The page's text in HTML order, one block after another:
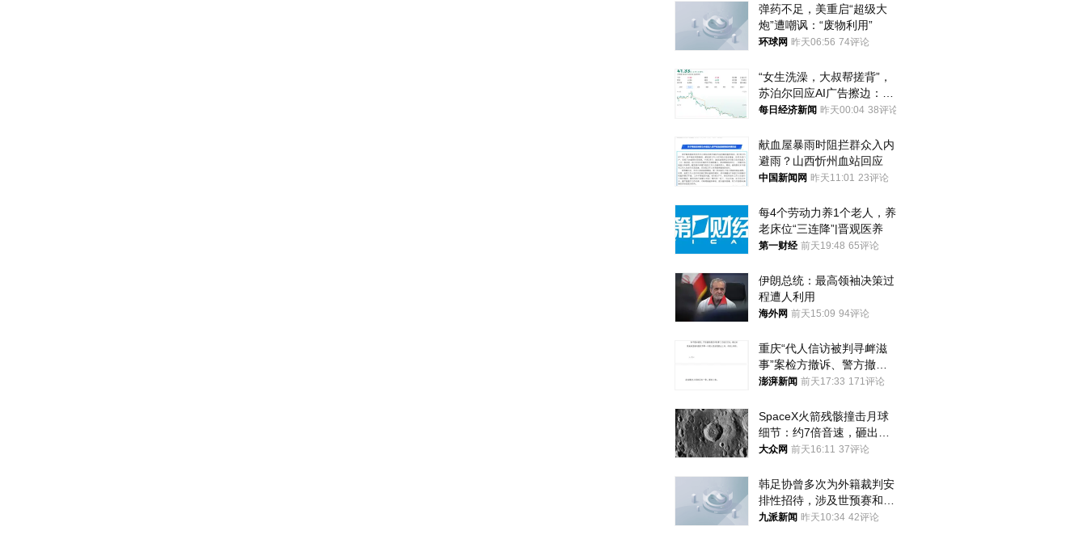
弹药不足，美重启“超级大
炮”遭嘲讽：“废物利用”
环球网 昨天06:56 74评论
“女生洗澡，大叔帮搓背”，
苏泊尔回应AI广告擦边：视
频全下架，已强化内容管理
每日经济新闻 昨天00:04 38评论
献血屋暴雨时阻拦群众入内
避雨？山西忻州血站回应
中国新闻网 昨天11:01 23评论
每4个劳动力养1个老人，养
老床位“三连降”|晋观医养
第一财经 前天19:48 65评论
伊朗总统：最高领袖决策过
程遭人利用
海外网 前天15:09 94评论
重庆“代人信访被判寻衅滋
事”案检方撤诉、警方撤
案，两被告人获国赔
澎湃新闻 前天17:33 171评论
SpaceX火箭残骸撞击月球
细节：约7倍音速，砸出直
径约30米撞击坑
大众网 前天16:11 37评论
韩足协曾多次为外籍裁判安
排性招待，涉及世预赛和奥
预赛，韩足协回应
九派新闻 昨天10:34 42评论